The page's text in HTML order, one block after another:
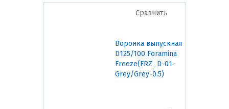
Сравнить
Воронка выпускная
D125/100 Foramina
Freeze(FRZ_D-01-
Grey/Grey-0.5)